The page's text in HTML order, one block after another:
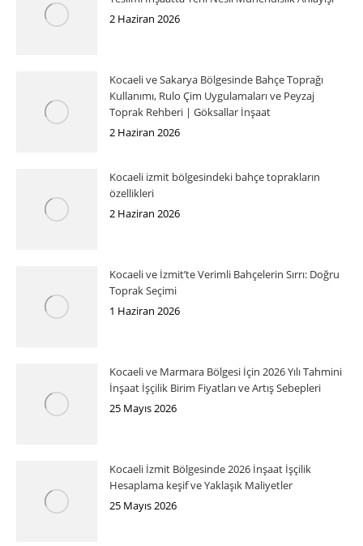
2 Haziran 2026
Kocaeli ve Sakarya Bölgesinde Bahçe Toprağı
Kullanımı, Rulo Çim Uygulamaları ve Peyzaj
Toprak Rehberi | Göksallar İnşaat
2 Haziran 2026
Kocaeli izmit bölgesindeki bahçe toprakların
özellikleri
2 Haziran 2026
Kocaeli ve İzmit’te Verimli Bahçelerin Sırrı: Doğru
Toprak Seçimi
1 Haziran 2026
Kocaeli ve Marmara Bölgesi İçin 2026 Yılı Tahmini
İnşaat İşçilik Birim Fiyatları ve Artış Sebepleri
25 Mayıs 2026
Kocaeli İzmit Bölgesinde 2026 İnşaat İşçilik
Hesaplama keşif ve Yaklaşık Maliyetler
25 Mayıs 2026